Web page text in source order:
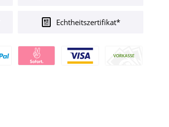
Echtheitszertifikat*